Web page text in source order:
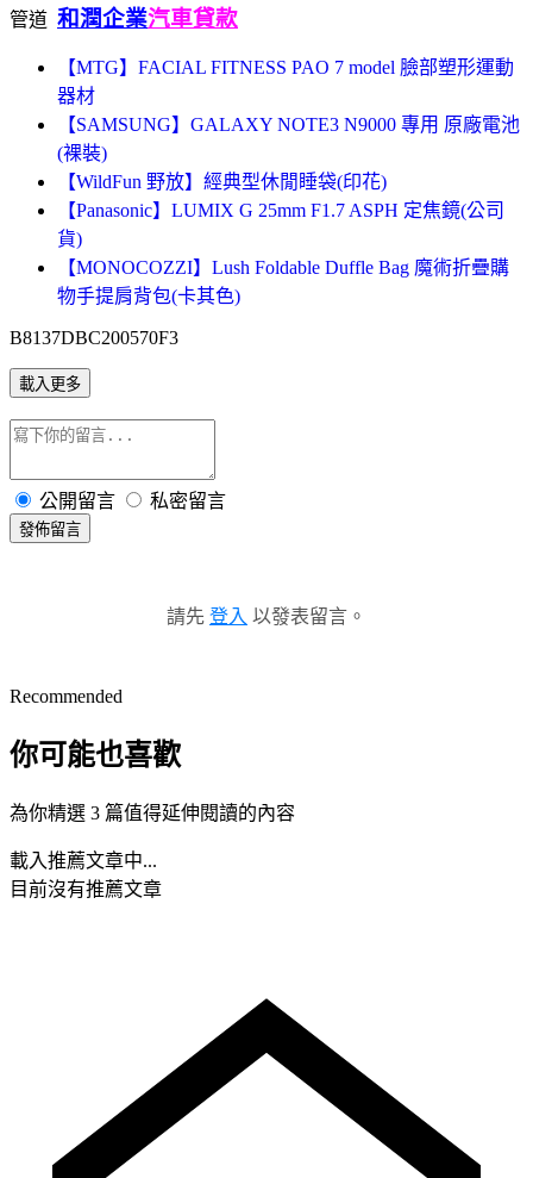
管道 和潤企業汽車貸款
【MTG】FACIAL FITNESS PAO 7 model 臉部塑形運動
器材
【SAMSUNG】GALAXY NOTE3 N9000 專用 原廠電池
(裸裝)
【WildFun 野放】經典型休閒睡袋(印花)
【Panasonic】LUMIX G 25mm F1.7 ASPH 定焦鏡(公司
貨)
【MONOCOZZI】Lush Foldable Duffle Bag 魔術折疊購
物手提肩背包(卡其色)
B8137DBC200570F3
載入更多
公開留言 私密留言
發佈留言
請先 登入 以發表留言。
Recommended
你可能也喜歡
為你精選 3 篇值得延伸閱讀的內容
載入推薦文章中...
目前沒有推薦文章